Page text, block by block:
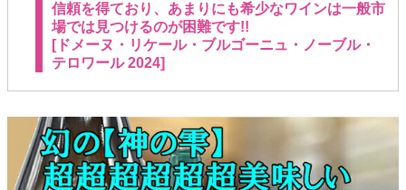
信頼を得ており、あまりにも希少なワインは一般市
場では見つけるのが困難です!!
[ドメーヌ・リケール・ブルゴーニュ・ノーブル・
テロワール 2024]